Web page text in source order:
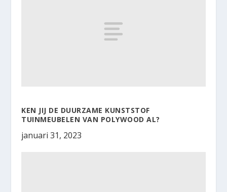
KEN JIJ DE DUURZAME KUNSTSTOF
TUINMEUBELEN VAN POLYWOOD AL?
januari 31, 2023